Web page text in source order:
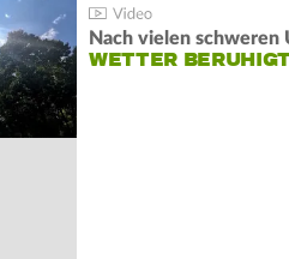
Nach vielen schweren
WETTER